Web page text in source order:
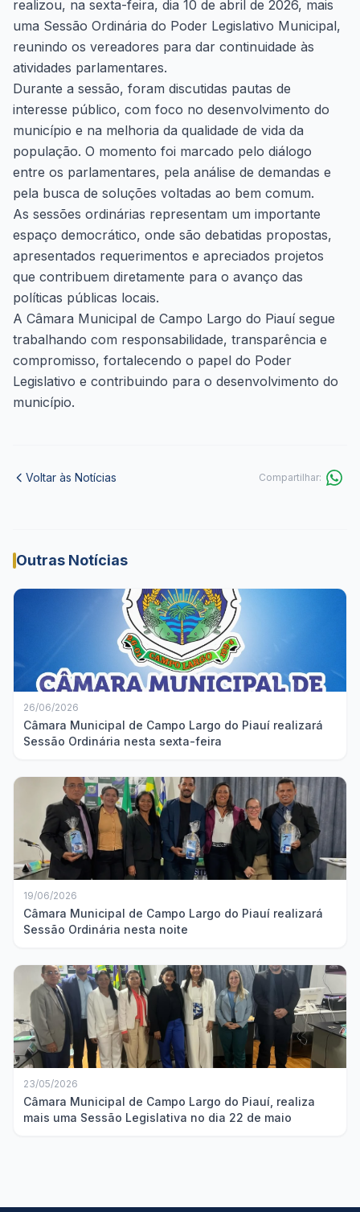
realizou, na sexta-feira, dia 10 de abril de 2026, mais
uma Sessão Ordinária do Poder Legislativo Municipal,
reunindo os vereadores para dar continuidade às
atividades parlamentares.
Durante a sessão, foram discutidas pautas de
interesse público, com foco no desenvolvimento do
município e na melhoria da qualidade de vida da
população. O momento foi marcado pelo diálogo
entre os parlamentares, pela análise de demandas e
pela busca de soluções voltadas ao bem comum.
As sessões ordinárias representam um importante
espaço democrático, onde são debatidas propostas,
apresentados requerimentos e apreciados projetos
que contribuem diretamente para o avanço das
políticas públicas locais.
A Câmara Municipal de Campo Largo do Piauí segue
trabalhando com responsabilidade, transparência e
compromisso, fortalecendo o papel do Poder
Legislativo e contribuindo para o desenvolvimento do
município.
Voltar às Notícias Compartilhar:
Outras Notícias
26/06/2026
Câmara Municipal de Campo Largo do Piauí realizará
Sessão Ordinária nesta sexta-feira
19/06/2026
Câmara Municipal de Campo Largo do Piauí realizará
Sessão Ordinária nesta noite
23/05/2026
Câmara Municipal de Campo Largo do Piauí, realiza
mais uma Sessão Legislativa no dia 22 de maio